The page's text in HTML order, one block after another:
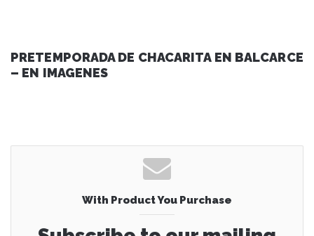
PRETEMPORADA DE CHACARITA EN BALCARCE
– EN IMAGENES
With Product You Purchase